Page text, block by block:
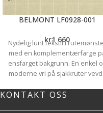
BELMONT LF0928-001
kr1 660
Nydelig lunt tekstil i
med en komplementærfarge
ensfarget bakgrunn. En enkel
moderne vri på sjakkruter vevd
Linwood. Stoffet er noe
KONTAKT OSS